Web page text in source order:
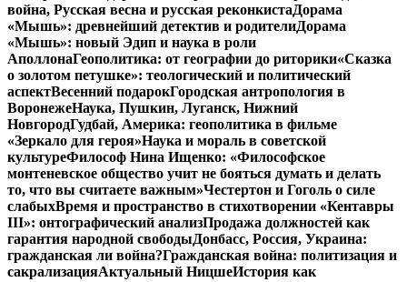
война, Русская весна и русская реконкистаДорама
«Мышь»: древнейший детектив и родителиДорама
«Мышь»: новый Эдип и наука в роли
АполлонаГеополитика: от географии до риторики«Сказка
о золотом петушке»: теологический и политический
аспектВесенний подарокГородская антропология в
ВоронежеНаука, Пушкин, Луганск, Нижний
НовгородГудбай, Америка: геополитика в фильме
«Зеркало для героя»Наука и мораль в советской
культуреФилософ Нина Ищенко: «Философское
монтеневское общество учит не бояться думать и делать
то, что вы считаете важным»Честертон и Гоголь о силе
слабыхВремя и пространство в стихотворении «Кентавры
III»: онтографический анализПродажа должностей как
гарантия народной свободыДонбасс, Россия, Украина:
гражданская ли война?Гражданская война: политизация и
сакрализацияАктуальный НицшеИстория как